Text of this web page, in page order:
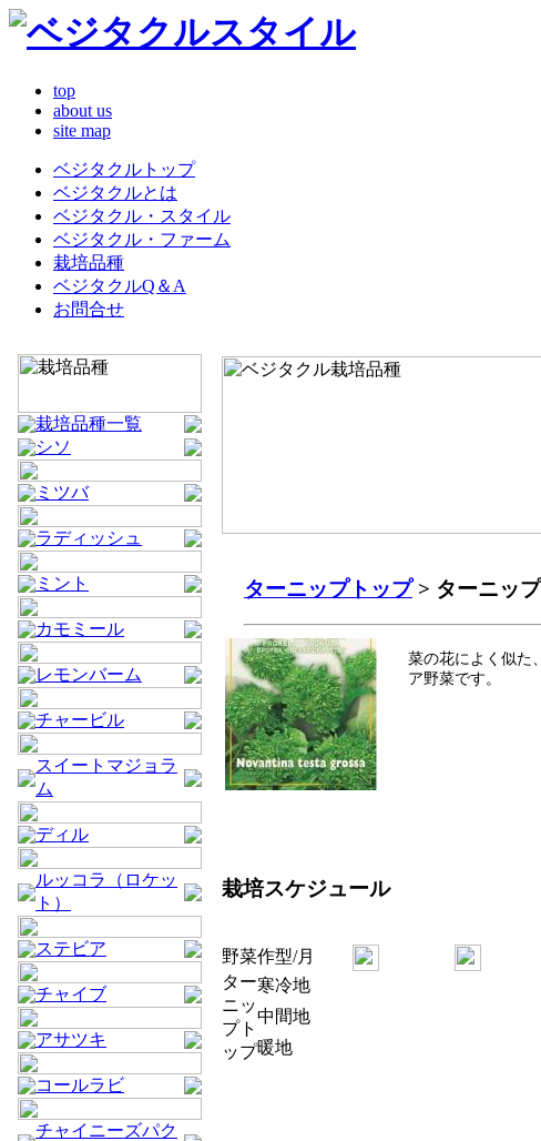
top
about us
site map
ベジタクルトップ
ベジタクルとは
ベジタクル・スタイル
ベジタクル・ファーム
栽培品種
ベジタクルQ＆A
お問合せ
栽培品種一覧
シソ
ミツバ
ラディッシュ
ミント
カモミール
レモンバーム
チャービル
スイートマジョラ
ム
ディル
ルッコラ（ロケッ
ト）
ステビア
チャイブ
アサツキ
コールラビ
チャイニーズパク
ターニップトップ> ターニッ
菜の花によく似た
ア野菜です。
栽培スケジュール
野菜作型/月
ター
ニッ
プト
ップ
寒冷地
中間地
暖地